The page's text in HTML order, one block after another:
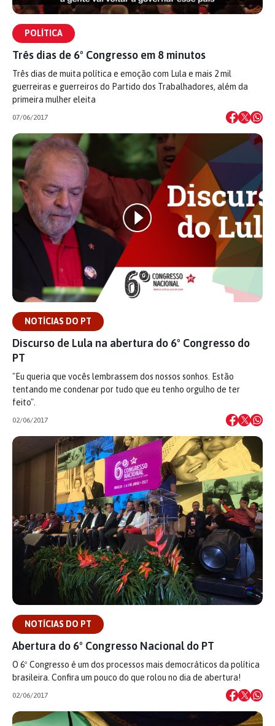
POLÍTICA
Três dias de 6º Congresso em 8 minutos
Três dias de muita política e emoção com Lula e mais 2 mil
guerreiras e guerreiros do Partido dos Trabalhadores, além da
primeira mulher eleita
07/06/2017
NOTÍCIAS DO PT
Discurso de Lula na abertura do 6º Congresso do
PT
"Eu queria que vocês lembrassem dos nossos sonhos. Estão
tentando me condenar por tudo que eu tenho orgulho de ter
feito".
02/06/2017
NOTÍCIAS DO PT
Abertura do 6º Congresso Nacional do PT
O 6º Congresso é um dos processos mais democráticos da política
brasileira. Confira um pouco do que rolou no dia de abertura!
02/06/2017